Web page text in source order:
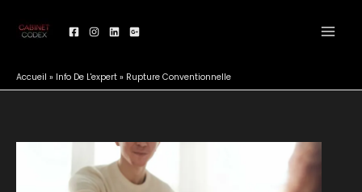
Accueil » Info De L'expert » Rupture Conventionnelle